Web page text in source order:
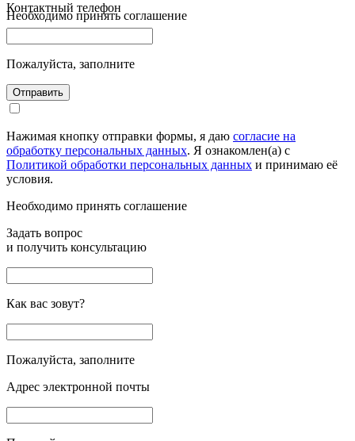
Необходимо принять соглашение
Контактный телефон
Пожалуйста, заполните
Отправить
Нажимая кнопку отправки формы, я даю согласие на
обработку персональных данных. Я ознакомлен(а) с
Политикой обработки персональных данных и принимаю её
условия.
Необходимо принять соглашение
Задать вопрос
и получить консультацию
Как вас зовут?
Пожалуйста, заполните
Адрес электронной почты